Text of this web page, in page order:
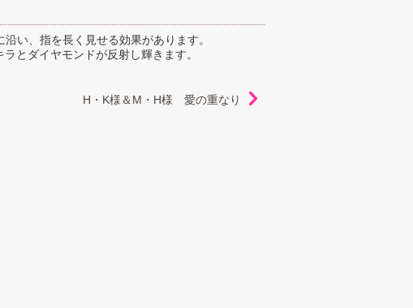
い、指を長く見せる効果があります。
とダイヤモンドが反射し輝きます。
H・K様＆M・H様 愛の重なり